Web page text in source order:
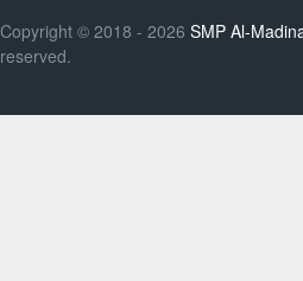
Copyright © 2018 - 2026 SMP Al-
reserved.